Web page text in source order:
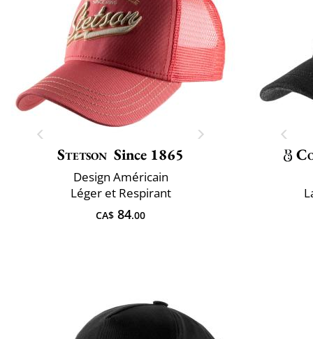
Stetson Since 1865
Design Américain
Léger et Respirant
CA$ 84.00